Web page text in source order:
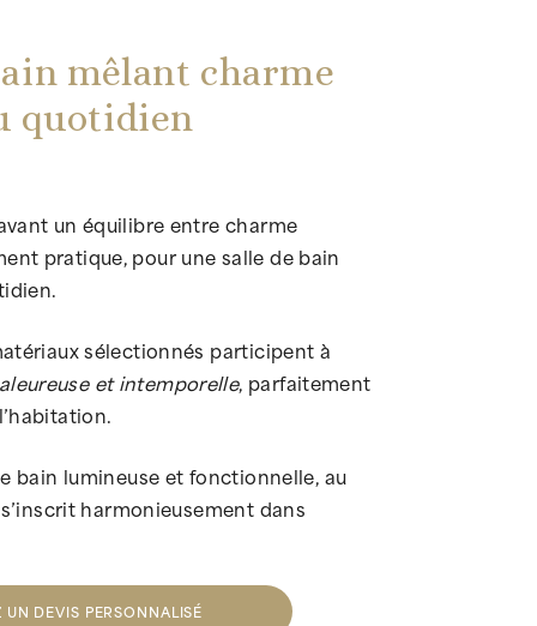
mêlant charme
quotidien
un équilibre entre charme
pratique, pour une salle de bain
sélectionnés participent à
et intemporelle, parfaitement
bain lumineuse et fonctionnelle, au
harmonieusement dans
UN DEVIS PERSONNALISÉ